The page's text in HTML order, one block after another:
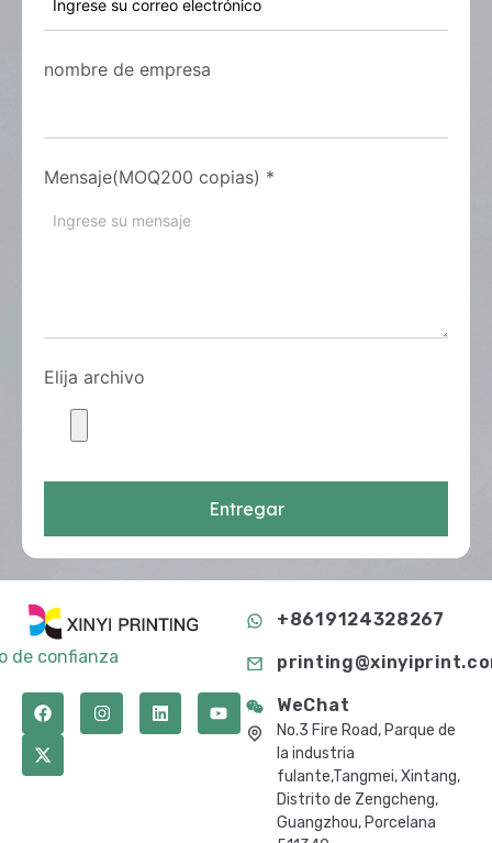
nombre de empresa
Mensaje(MOQ200 copias) *
Elija archivo
Entregar
de confianza
+8619124328267
WeChat
No.3 Fire Road, Parque de
la industria
fulante,Tangmei, Xintang,
Distrito de Zengcheng,
Guangzhou, Porcelana